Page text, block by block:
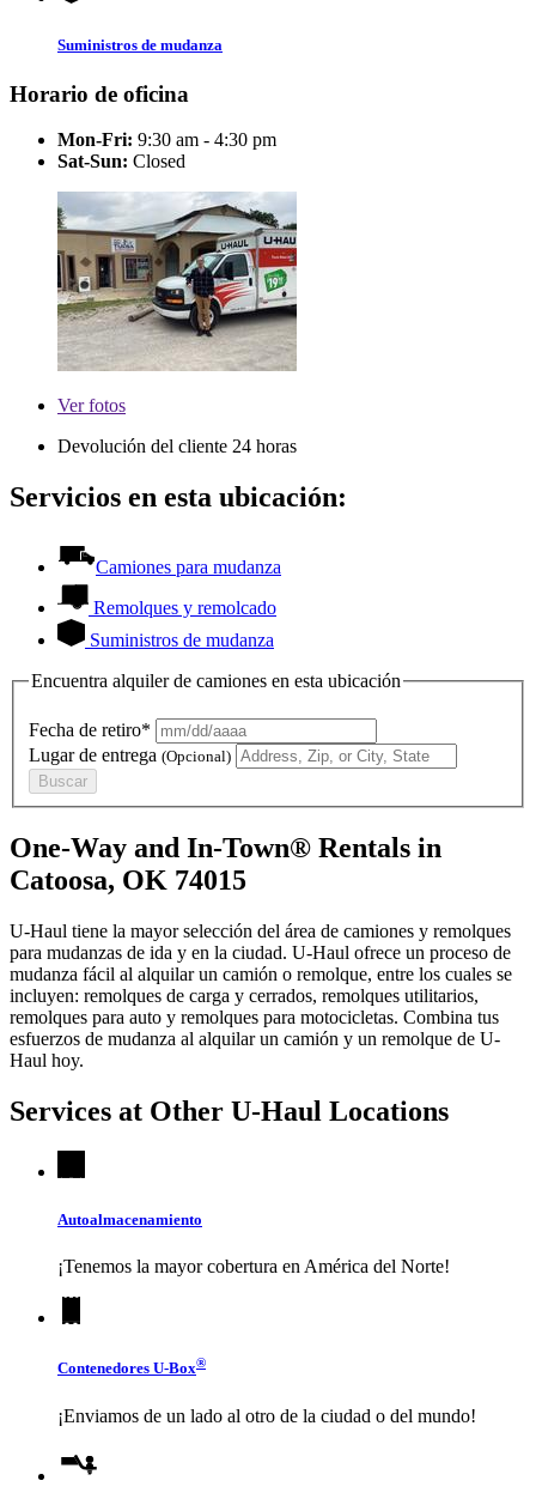
Suministros de mudanza
Horario de oficina
Mon-Fri: 9:30 am - 4:30 pm
Sat-Sun: Closed
Verfotos
Devolución del cliente 24 horas
Servicios en esta ubicación:
Camiones para mudanza
Remolques y remolcado
Suministros de mudanza
Encuentra alquiler de camiones en esta ubicación
Fecha de retiro*
Lugar de entrega (Opcional)
Buscar
One-Way and In-Town® Rentals in
Catoosa, OK 74015
U-Haul tiene la mayor selección del área de camiones y remolques
para mudanzas de ida y en la ciudad. U-Haul ofrece un proceso de
mudanza fácil al alquilar un camión o remolque, entre los cuales se
incluyen: remolques de carga y cerrados, remolques utilitarios,
remolques para auto y remolques para motocicletas. Combina tus
esfuerzos de mudanza al alquilar un camión y un remolque de U-
Haul hoy.
Services at Other U-Haul Locations
Autoalmacenamiento
¡Tenemos la mayor cobertura en América del Norte!
Contenedores U-Box®
¡Enviamos de un lado al otro de la ciudad o del mundo!